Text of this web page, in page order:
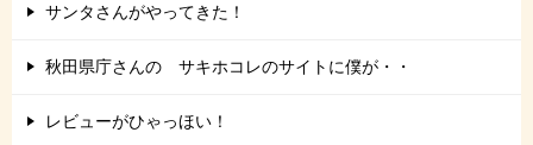
サンタさんがやってきた！
秋田県庁さんの サキホコレのサイトに僕が・・
レビューがひゃっほい！